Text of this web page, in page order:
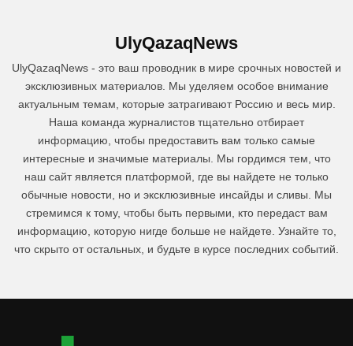
UlyQazaqNews
UlyQazaqNews - это ваш проводник в мире срочных новостей и
эксклюзивных материалов. Мы уделяем особое внимание
актуальным темам, которые затрагивают Россию и весь мир.
Наша команда журналистов тщательно отбирает
информацию, чтобы предоставить вам только самые
интересные и значимые материалы. Мы гордимся тем, что
наш сайт является платформой, где вы найдете не только
обычные новости, но и эксклюзивные инсайды и сливы. Мы
стремимся к тому, чтобы быть первыми, кто передаст вам
информацию, которую нигде больше не найдете. Узнайте то,
что скрыто от остальных, и будьте в курсе последних событий.